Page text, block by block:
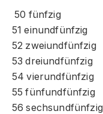
50 fünfzig
51 einundfünfzig
52 zweiundfünfzig
53 dreiundfünfzig
54 vierundfünfzig
55 fünfundfünfzig
56 sechsundfünfzig